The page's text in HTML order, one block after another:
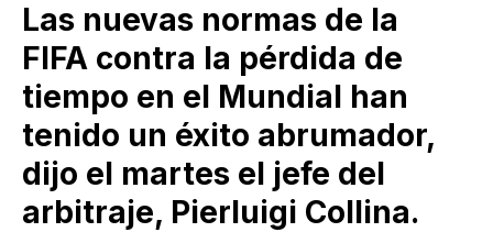
Las nuevas normas de la
FIFA contra la pérdida de
tiempo en el Mundial han
tenido un éxito abrumador,
dijo el martes el jefe del
arbitraje, Pierluigi Collina.